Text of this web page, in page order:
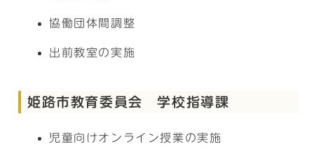
協働団体間調整
出前教室の実施
姫路市教育委員会 学校指導課
児童向けオンライン授業の実施